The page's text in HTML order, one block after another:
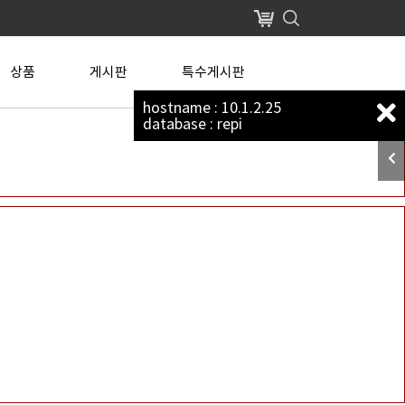
장바구니
상품 게시판 특수게시판
hostname : 10.1.2.25
database : repi